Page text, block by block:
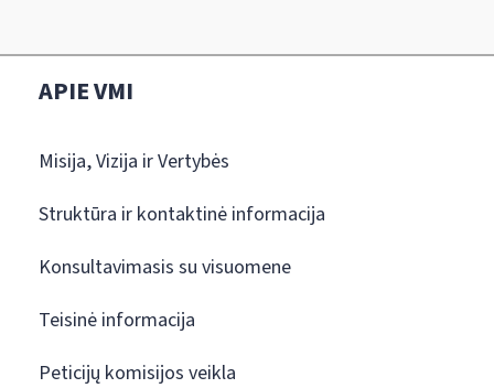
APIE VMI
Misija, Vizija ir Vertybės
Struktūra ir kontaktinė informacija
Konsultavimasis su visuomene
Teisinė informacija
Peticijų komisijos veikla